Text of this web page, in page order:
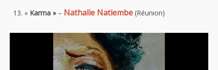
« Karma » – Nathalie Natiembe (Réunion)